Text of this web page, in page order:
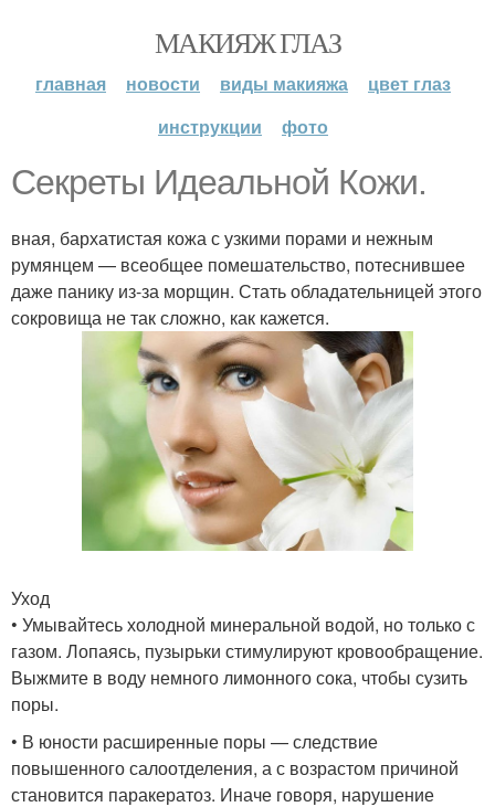
МАКИЯЖ ГЛАЗ
главная новости виды макияжа
цвет глаз
инструкции
фото
Секреты Идеальной Кожи.
вная, бархатистая кожа с узкими порами и нежным
румянцем — всеобщее помешательство, потеснившее
даже панику из-за морщин. Стать обладательницей этого
сокровища не так сложно, как кажется.
Уход
• Умывайтесь холодной минеральной водой, но только с
газом. Лопаясь, пузырьки стимулируют кровообращение.
Выжмите в воду немного лимонного сока, чтобы сузить
поры.
• В юности расширенные поры — следствие
повышенного салоотделения, а с возрастом причиной
становится паракератоз. Иначе говоря, нарушение